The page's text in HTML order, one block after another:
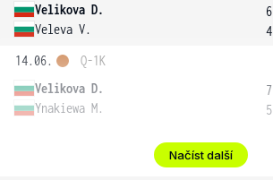
Velikova D.
Veleva V.
6
4
14.06.
Velikova D.
Ynakiewa M.
Q-1K
7
5
Načíst další